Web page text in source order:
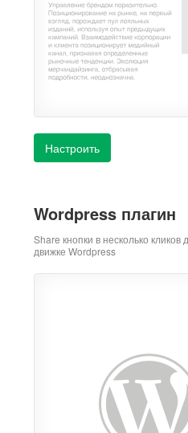
Настроить
Wordpress плагин
Share кнопки в несколько кликов
движке Wordpress